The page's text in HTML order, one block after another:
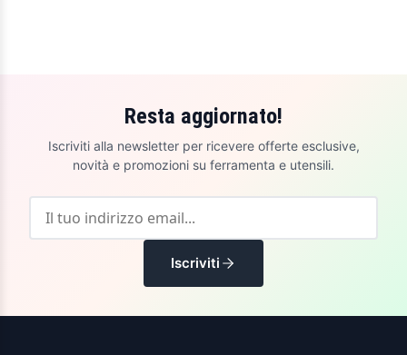
Resta aggiornato!
Iscriviti alla newsletter per ricevere offerte esclusive,
novità e promozioni su ferramenta e utensili.
Iscriviti